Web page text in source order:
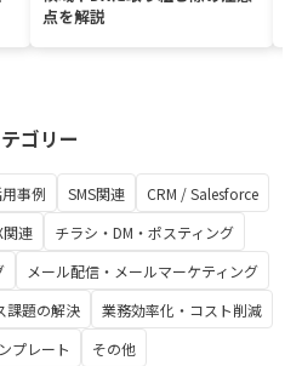
点を解説
ゴリー
事例 SMS関連
CRM / Salesforce
関連
チラシ・DM・ポスティング
メール配信・メールマーケティング
課題の解決
業務効率化・コスト削減
プレート
その他